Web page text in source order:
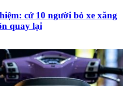
cứ 10 người bỏ xe xăng
quay lại